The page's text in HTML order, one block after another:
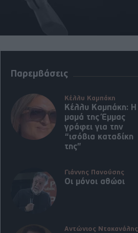
Παρεμβάσεις
Κέλλυ Καμπάκη
Κέλλυ Καμπάκη: Η
μαμά της Έμμας
γράφει για την
“ισόβια καταδίκη
της”
Γιάννης Πανούσης
Οι μόνοι αθώοι
Αντώνιος Ντακανάλης